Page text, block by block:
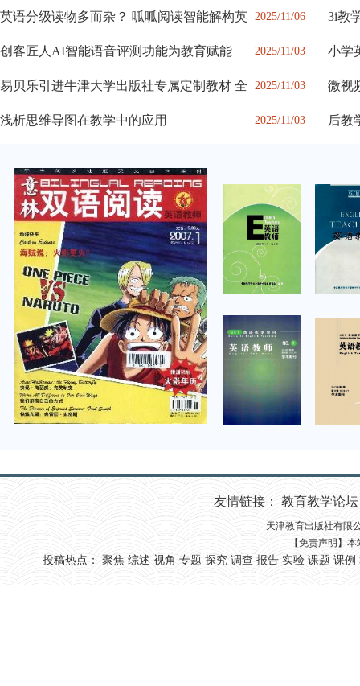
2025/11/06
英语分级读物多而杂？ 呱呱阅读智能解构英
2025/11/03
创客匠人AI智能语音评测功能为教育赋能​
2025/11/03
易贝乐引进牛津大学出版社专属定制教材 全
2025/11/03
浅析思维导图在教学中的应用
3i教
小学
微视
后教
友情链接： 教育教学论坛
天津教育出版社有限
【免责声明】
投稿热点： 聚焦 综述 视角 专题 探究 调查 报告 实验 课题 课例